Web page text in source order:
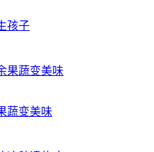
孩子
蔬变美味